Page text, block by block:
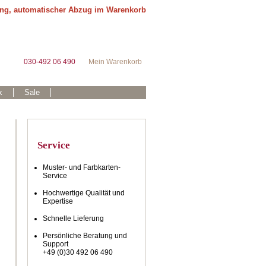
automatischer Abzug im Warenkorb
Mein Warenkorb
030-492 06 490
Sale
Service
Muster- und Farbkarten-
Service
Hochwertige Qualität und
Expertise
Schnelle Lieferung
Persönliche Beratung und
Support
+49 (0)30 492 06 490